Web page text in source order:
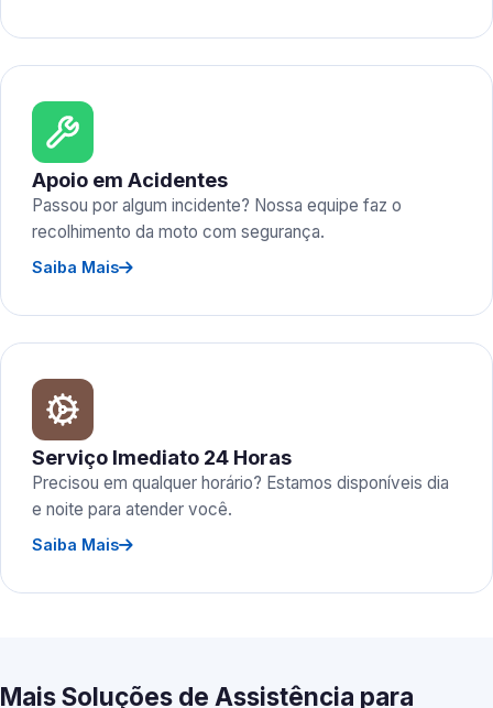
Apoio em Acidentes
Passou por algum incidente? Nossa equipe faz o
recolhimento da moto com segurança.
Saiba Mais
Serviço Imediato 24 Horas
Precisou em qualquer horário? Estamos disponíveis dia
e noite para atender você.
Saiba Mais
Mais Soluções de Assistência para